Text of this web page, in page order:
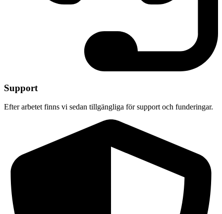
Support
Efter arbetet finns vi sedan tillgängliga för support och funderingar.